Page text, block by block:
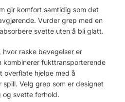
gir komfort samtidig som det
Vurder grep med en
svette uten å bli glatt.
hvor raske bevegelser er
kombinerer fukttransporterende
overflate hjelpe med å
Velg grep som er designet
og svette forhold.